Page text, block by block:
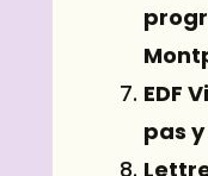
EDF
pas